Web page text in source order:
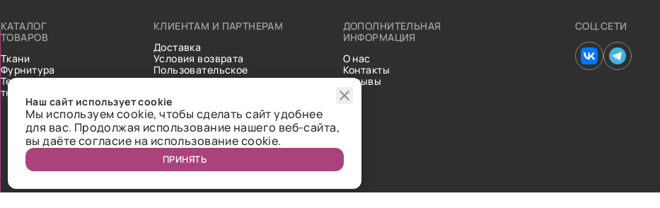
КАТАЛОГ
ТОВАРОВ
Ткани
Фурнитура
Технические
ткани
КЛИЕНТАМ И ПАРТНЕРАМ
Доставка
Условия возврата
Пользовательское
соглашение
Статьи
ДОПОЛНИТЕЛЬНАЯ
ИНФОРМАЦИЯ
О нас
Контакты
Отзывы
СОЦ.СЕТИ
Наш сайт использует cookie
Мы используем cookie, чтобы сделать сайт удобнее
для вас. Продолжая использование нашего веб-сайта,
вы даёте согласие на использование cookie.
ПРИНЯТЬ